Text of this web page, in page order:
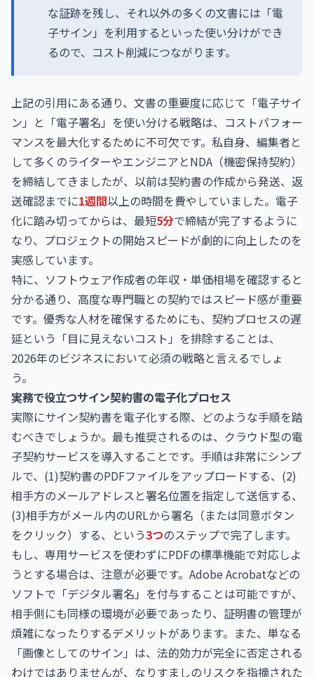
な証跡を残し、それ以外の多くの文書には「電
子サイン」を利用するといった使い分けができ
るので、コスト削減につながります。
上記の引用にある通り、文書の重要度に応じて「電子サイ
ン」と「電子署名」を使い分ける戦略は、コストパフォー
マンスを最大化するために不可欠です。私自身、編集者と
して多くのライターやエンジニアとNDA（機密保持契約）
を締結してきましたが、以前は契約書の作成から発送、返
送確認までに1週間以上の時間を費やしていました。電子
化に踏み切ってからは、最短5分で締結が完了するように
なり、プロジェクトの開始スピードが劇的に向上したのを
実感しています。
特に、 ソフトウェア作成者の年収・単価相場を確認すると
分かる通り、高度な専門職との契約ではスピード感が重要
です。優秀な人材を確保するためにも、契約プロセスの遅
延という「目に見えないコスト」を排除することは、
2026年のビジネスにおいて必須の戦略と言えるでしょ
う。
実務で役立つサイン契約書の電子化プロセス
実際にサイン契約書を電子化する際、どのような手順を踏
むべきでしょうか。最も推奨されるのは、クラウド型の電
子契約サービスを導入することです。手順は非常にシンプ
ルで、(1)契約書のPDFファイルをアップロードする、(2)
相手方のメールアドレスと署名位置を指定して送信する、
(3)相手方がメール内のURLから署名（または同意ボタン
をクリック）する、という3つのステップで完了します。
もし、専用サービスを使わずにPDFの標準機能で対応しよ
うとする場合は、注意が必要です。Adobe Acrobatなどの
ソフトで「デジタル署名」を付与することは可能ですが、
相手側にも同様の環境が必要であったり、証明書の管理が
煩雑になったりするデメリットがあります。また、単なる
「画像としてのサイン」は、法的効力が完全に否定される
わけではありませんが、なりすましのリスクを指摘された